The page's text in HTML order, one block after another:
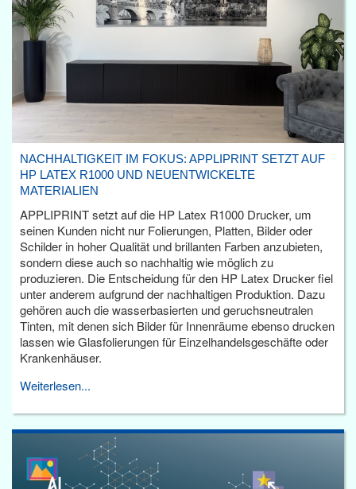
NACHHALTIGKEIT IM FOKUS: APPLIPRINT SETZT AUF
HP LATEX R1000 UND NEUENTWICKELTE
MATERIALIEN
APPLIPRINT setzt auf die HP Latex R1000 Drucker, um
seinen Kunden nicht nur Folierungen, Platten, Bilder oder
Schilder in hoher Qualität und brillanten Farben anzubieten,
sondern diese auch so nachhaltig wie möglich zu
produzieren. Die Entscheidung für den HP Latex Drucker fiel
unter anderem aufgrund der nachhaltigen Produktion. Dazu
gehören auch die wasserbasierten und geruchsneutralen
Tinten, mit denen sich Bilder für Innenräume ebenso drucken
lassen wie Glasfolierungen für Einzelhandelsgeschäfte oder
Krankenhäuser.
Weiterlesen...